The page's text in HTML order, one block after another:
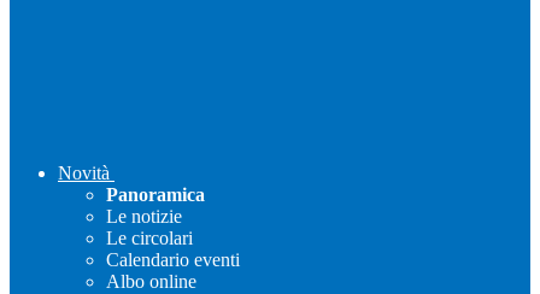
Novità
Panoramica
Le notizie
Le circolari
Calendario eventi
Albo online